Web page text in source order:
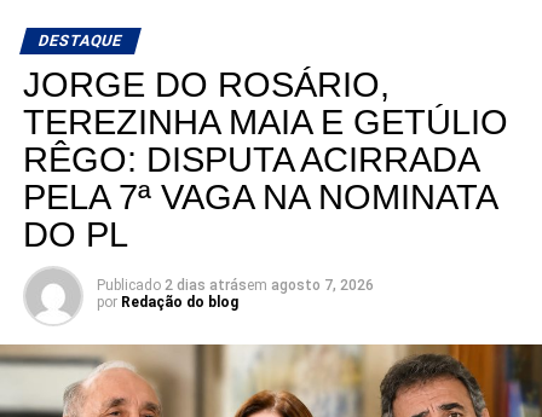
votação dentro da nominata.
Com cinco cadeiras consideradas viáveis e uma sexta
dependendo de um desempenho acima do esperado, a
briga interna do União Progressista promete ser uma das
mais interessantes da eleição para a Assembleia
Legislativa em 2026.
DESTAQUE
JORGE DO ROSÁRIO,
TEREZINHA MAIA E GETÚLIO
RÊGO: DISPUTA ACIRRADA
PELA 7ª VAGA NA NOMINATA
DO PL
Publicado 2 dias atrásem agosto 7, 2026
por Redação do blog